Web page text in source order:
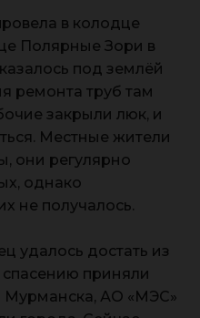
в колодце
Полярные Зори в
под землёй
ремонта труб там
закрыли люк, и
Местные жители
они регулярно
однако
не получалось.
удалось достать из
приняли
Мурманска, АО «МЭС»